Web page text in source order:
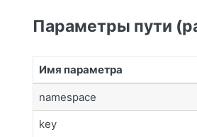
Параметры пути
Имя параметра
namespace
key